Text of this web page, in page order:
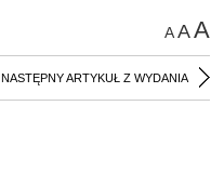
AAA
NASTĘPNY ARTYKUŁ Z WYDANIA